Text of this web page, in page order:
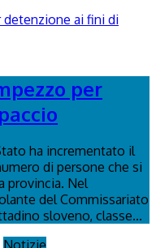
per
ha incrementato il
di persone che si
provincia. Nel
del Commissariato
sloveno, classe...